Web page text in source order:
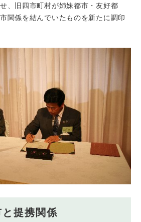
、旧四市町村が姉妹都市・友好都
関係を結んでいたものを新たに調印
提携関係